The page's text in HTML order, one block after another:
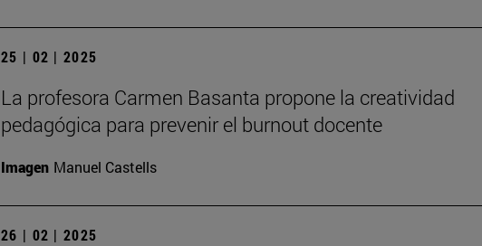
25 | 02 | 2025
La profesora Carmen Basanta propone la creatividad
pedagógica para prevenir el burnout docente
Imagen Manuel Castells
26 | 02 | 2025